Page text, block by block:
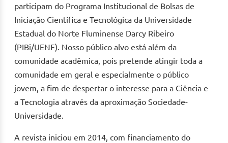
participam do Programa Institucional de Bolsas de
Iniciação Científica e Tecnológica da Universidade
Estadual do Norte Fluminense Darcy Ribeiro
(PIBi/UENF). Nosso público alvo está além da
comunidade acadêmica, pois pretende atingir toda a
comunidade em geral e especialmente o público
jovem, a fim de despertar o interesse para a Ciência e
a Tecnologia através da aproximação Sociedade-
Universidade.
A revista iniciou em 2014, com financiamento do